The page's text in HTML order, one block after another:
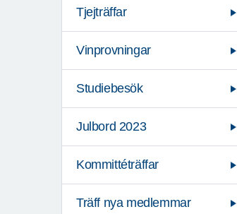
Tjejträffar
Vinprovningar
Studiebesök
Julbord 2023
Kommittéträffar
Träff nya medlemmar